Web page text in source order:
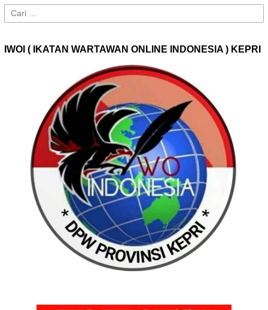
Cari
untuk:
IWOI ( IKATAN WARTAWAN ONLINE INDONESIA ) KEPRI